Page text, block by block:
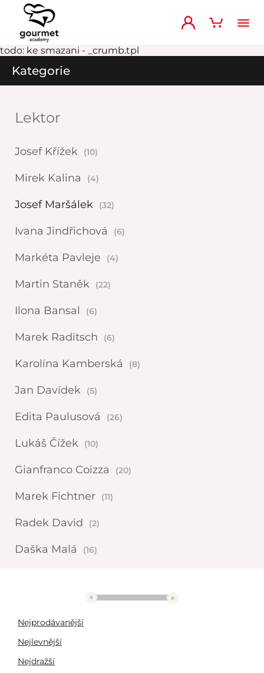
todo: ke smazani - _crumb.tpl
Kategorie
Lektor
Josef Křížek (10)
Mirek Kalina (4)
Josef Maršálek (32)
Ivana Jindřichová (6)
Markéta Pavleje (4)
Martin Staněk (22)
Ilona Bansal (6)
Marek Raditsch (6)
Karolína Kamberská (8)
Jan Davídek (5)
Edita Paulusová (26)
Lukáš Čížek (10)
Gianfranco Coizza (20)
Marek Fichtner (11)
Radek David (2)
Daška Malá (16)
Nejprodávanější
Nejlevnější
Nejdražší